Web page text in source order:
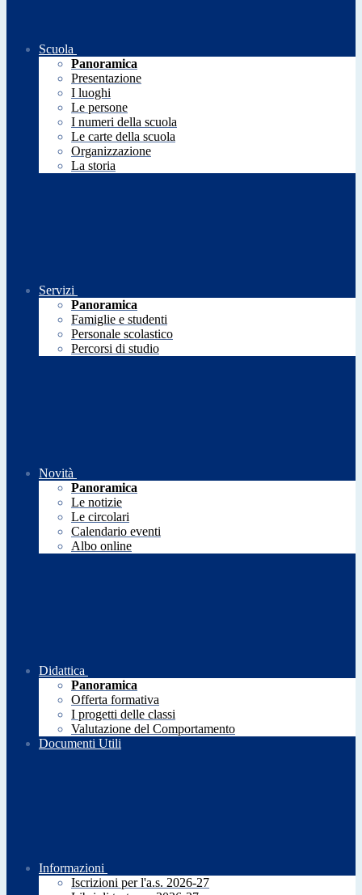
Scuola
Panoramica
Presentazione
I luoghi
Le persone
I numeri della scuola
Le carte della scuola
Organizzazione
La storia
Servizi
Panoramica
Famiglie e studenti
Personale scolastico
Percorsi di studio
Novità
Panoramica
Le notizie
Le circolari
Calendario eventi
Albo online
Didattica
Panoramica
Offerta formativa
I progetti delle classi
Valutazione del Comportamento
Documenti Utili
Informazioni
Iscrizioni per l'a.s. 2026-27